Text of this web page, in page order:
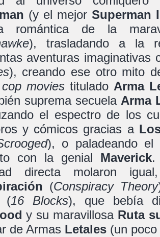
(y el mejorSuperman
romántica de la
), trasladando a la
aventuras imaginativas
), creando ese otro mito
moviestitulado Arma
suprema secuelaArma
el espectro de los
y cómicos gracias a
), o paladeando el
con la genial Maverick.
directa molaron
(Conspiracy Theory
16 Blocks), que bebía
y su maravillosa Ruta
de Armas Letales(un poco